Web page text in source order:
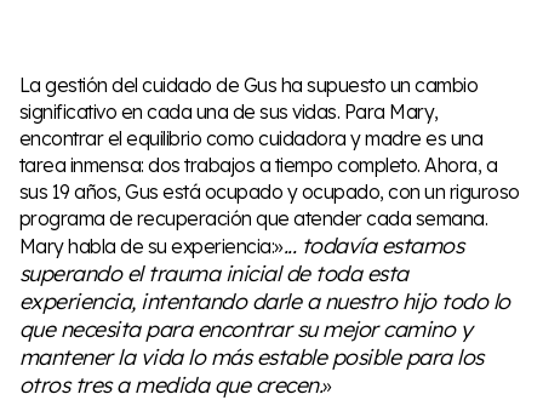
La gestión del cuidado de Gus ha supuesto un cambio
significativo en cada una de sus vidas. Para Mary,
encontrar el equilibrio como cuidadora y madre es una
tarea inmensa: dos trabajos a tiempo completo. Ahora, a
sus 19 años, Gus está ocupado y ocupado, con un riguroso
programa de recuperación que atender cada semana.
Mary habla de su experiencia:»... todavía estamos
superando el trauma inicial de toda esta
experiencia, intentando darle a nuestro hijo todo lo
que necesita para encontrar su mejor camino y
mantener la vida lo más estable posible para los
otros tres a medida que crecen.»